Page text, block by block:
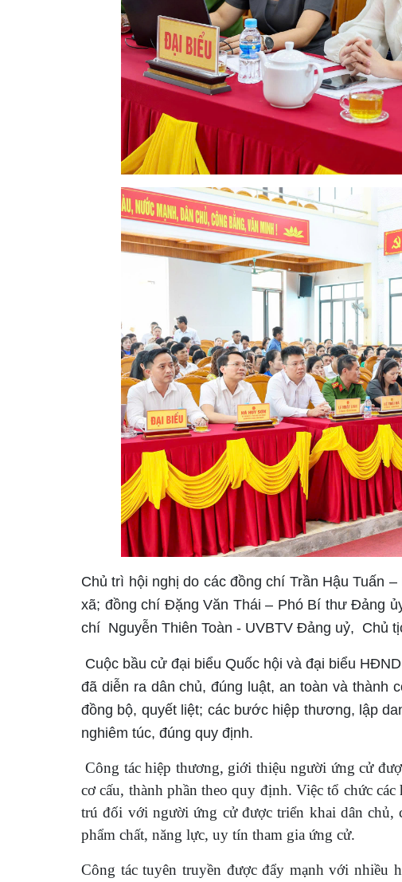
Chủ trì hội nghị do các đồng chí Trần Hậu Tuấn
xã; đồng chí Đặng Văn Thái – Phó Bí thư Đảng
chí Nguyễn Thiên Toàn - UVBTV Đảng uỷ, Chủ
Cuộc bầu cử đại biểu Quốc hội và đại biểu
đã diễn ra dân chủ, đúng luật, an toàn và thành
đồng bộ, quyết liệt; các bước hiệp thương, lập
nghiêm túc, đúng quy định.
Công tác hiệp thương, giới thiệu người ứng cử
cơ cấu, thành phần theo quy định. Việc tổ chức
trú đối với người ứng cử được triển khai dân
phẩm chất, năng lực, uy tín tham gia ứng cử.
Công tác tuyên truyền được đẩy mạnh với nhiều